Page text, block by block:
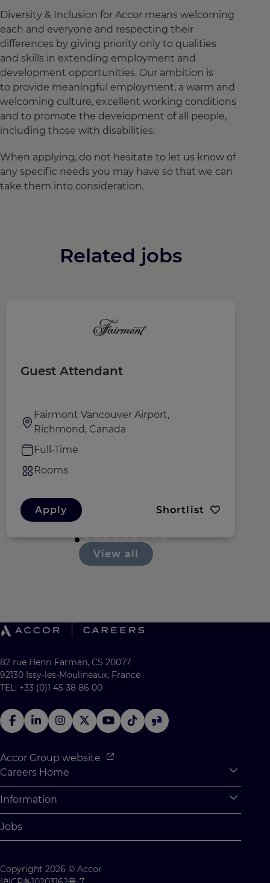
Diversity & Inclusion for Accor means welcoming
each and everyone and respecting their
differences by giving priority only to qualities
and skills in extending employment and
development opportunities. Our ambition is
to provide meaningful employment, a warm and
welcoming culture, excellent working conditions
and to promote the development of all people,
including those with disabilities.
When applying, do not hesitate to let us know of
any specific needs you may have so that we can
take them into consideration.
Related jobs
Guest Attendant
Fairmont Vancouver Airport,
Richmond, Canada
Full-Time
Rooms
Apply Shortlist
View all
82 rue Henri Farman, CS 20077
92130 Issy-les-Moulineaux, France
TEL: +33 (0)1 45 38 86 00
Accor Group website
Careers Home
Why Join Accor
Student Opportunities
Student Challenges
Information
Cookie Settings
Contact us
Jobs
Copyright 2026 © Accor